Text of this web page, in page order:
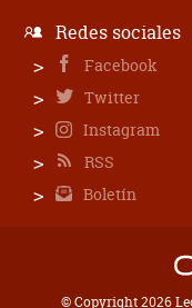
Redes sociales
Facebook
Twitter
Instagram
RSS
Boletín
© Copyright 2026